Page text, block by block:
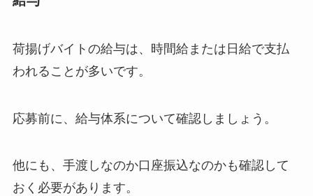
荷揚げバイトの給与は、時間給または日給で支払
われることが多いです。
応募前に、給与体系について確認しましょう。
他にも、手渡しなのか口座振込なのかも確認して
おく必要があります。